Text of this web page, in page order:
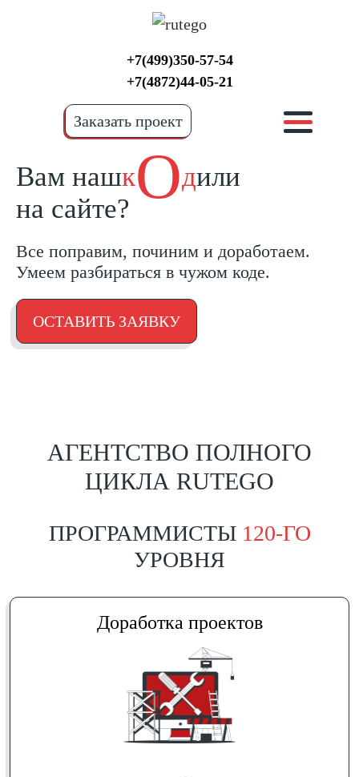
Заказать проект
+7(499)350-57-54
+7(4872)44-05-21
ВамнашкОдили
на сайте?
Все поправим, починим и доработаем.
Умеем разбираться в чужом коде.
ОСТАВИТЬ ЗАЯВКУ
АГЕНТСТВО ПОЛНОГО
ЦИКЛА RUTEGO
ПРОГРАММИСТЫ 120-ГО
УРОВНЯ
Доработка проектов